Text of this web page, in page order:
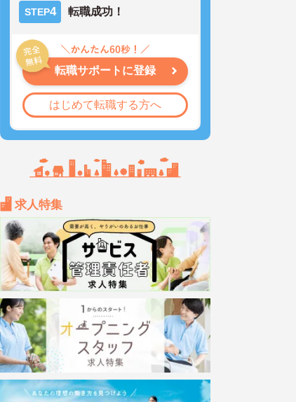
STEP4 転職成功！
転職サポートに登録
はじめて転職する方へ
求人特集